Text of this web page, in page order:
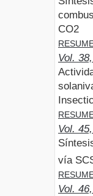
CO2
Vol.
Vol.
vía
Vol.